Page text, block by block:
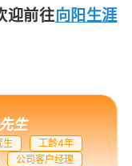
迎前往向阳生涯
生
生
工龄4年
公司客户经理